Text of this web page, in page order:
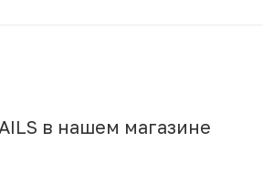
в нашем магазине